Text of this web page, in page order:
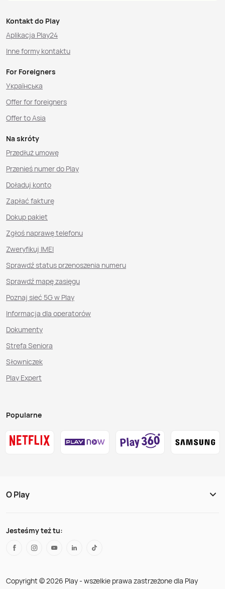
Kontakt do Play
Aplikacja Play24
Inne formy kontaktu
For Foreigners
Українська
Offer for foreigners
Offer to Asia
Na skróty
Przedłuż umowę
Przenieś numer do Play
Doładuj konto
Zapłać fakturę
Dokup pakiet
Zgłoś naprawę telefonu
Zweryfikuj IMEI
Sprawdź status przenoszenia numeru
Sprawdź mapę zasięgu
Poznaj sieć 5G w Play
Informacja dla operatorów
Dokumenty
Strefa Seniora
Słowniczek
Play Expert
Popularne
O Play
Jesteśmy też tu:
Copyright © 2026 Play - wszelkie prawa zastrzeżone dla Play